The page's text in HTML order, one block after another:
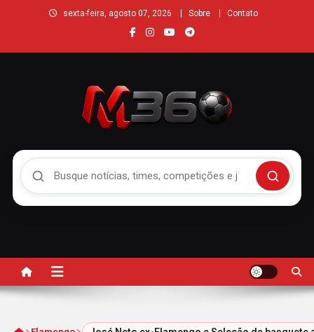
sexta-feira, agosto 07, 2026 Sobre Contato
Buscar